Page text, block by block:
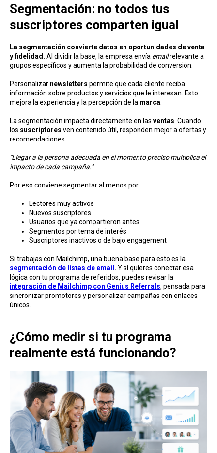
Segmentación: no todos tus
suscriptores comparten igual
La segmentación convierte datos en oportunidades de venta
y fidelidad. Al dividir la base, la empresa envía emailrelevante a
grupos específicos y aumenta la probabilidad de conversión.
Personalizar newsletters permite que cada cliente reciba
información sobre productos y servicios que le interesan. Esto
mejora la experiencia y la percepción de la marca
La segmentación impacta directamente en las ventas . Cuando
los suscriptores ven contenido útil, responden mejor a ofertas y
recomendaciones.
"Llegar a la persona adecuada en el momento preciso multiplica el
impacto de cada campaña."
Por eso conviene segmentar al menos por:
Lectores muy activos
Nuevos suscriptores
Usuarios que ya compartieron antes
Segmentos por tema de interés
Suscriptores inactivos o de bajo engagement
Si trabajas con Mailchimp, una buena base para esto es la
segmentación de listas de email . Y si quieres conectar esa
lógica con tu programa de referidos, puedes revisar la
integración de Mailchimp con Genius Referrals, pensada para
sincronizar promotores y personalizar campañas con enlaces
únicos.
¿Cómo medir si tu programa
realmente está funcionando?